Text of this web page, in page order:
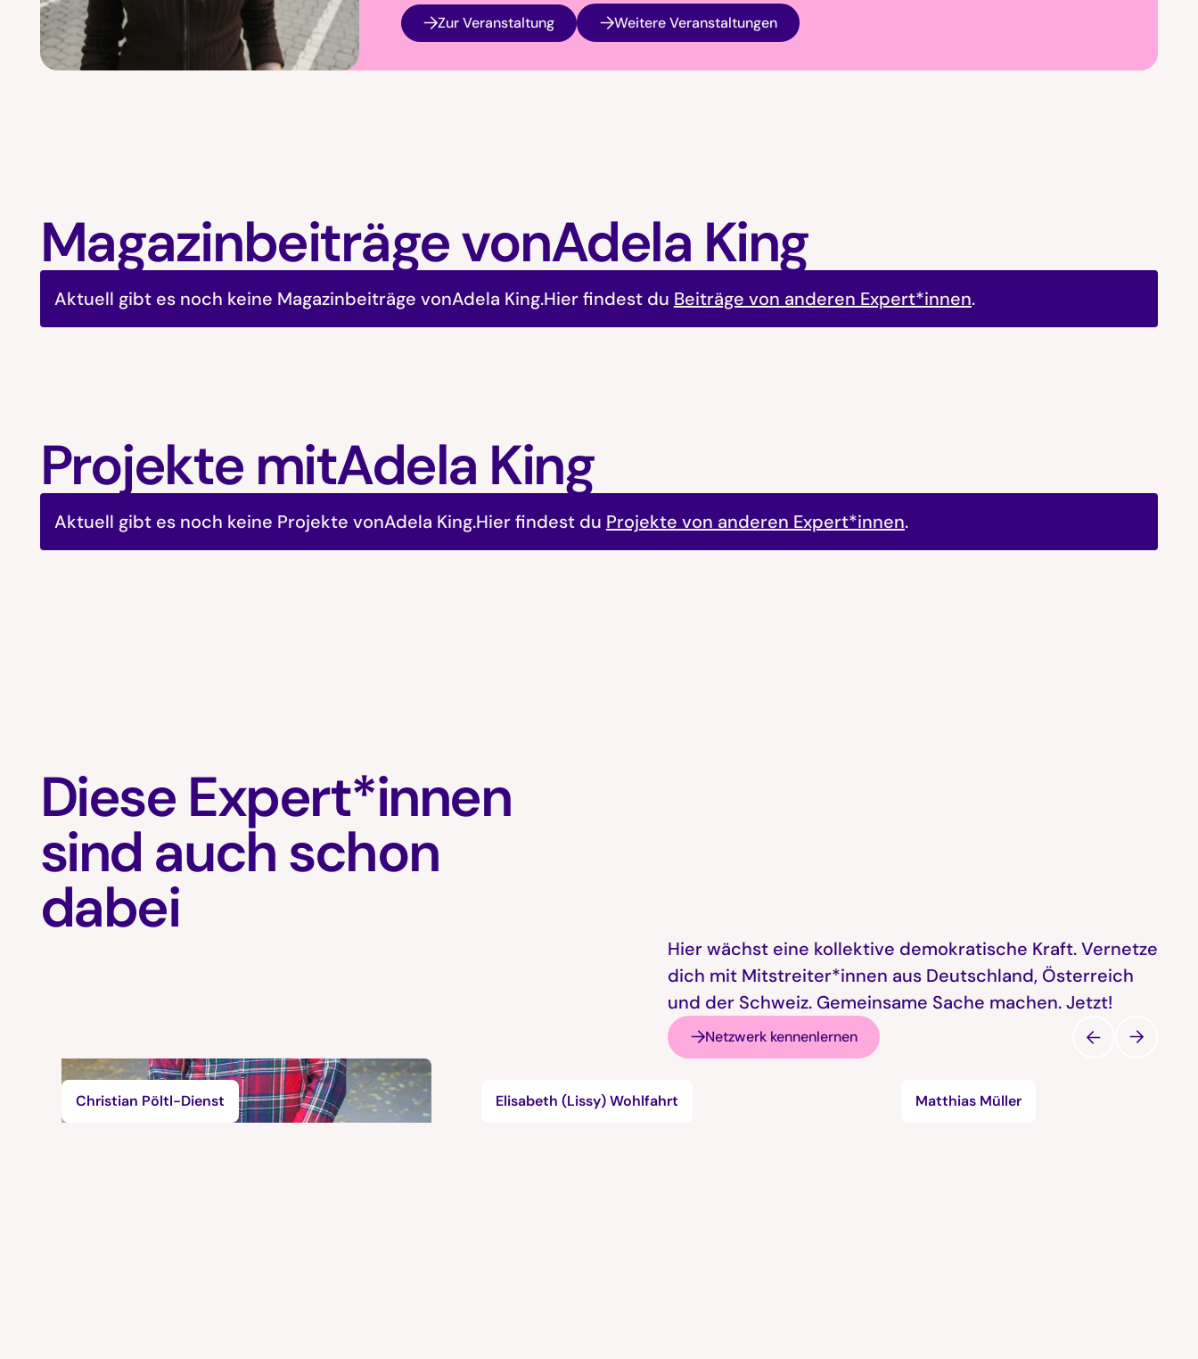
Zur Veranstaltung Weitere Veranstaltungen
Magazinbeiträge vonAdela King
Aktuell gibt es noch keine Magazinbeiträge vonAdela King.Hier findest du Beiträge von anderen Expert*innen.
Projekte mitAdela King
Aktuell gibt es noch keine Projekte vonAdela King.Hier findest du Projekte von anderen Expert*innen.
Diese Expert*innen
sind auch schon
dabei
Hier wächst eine kollektive demokratische Kraft. Vernetze
dich mit Mitstreiter*innen aus Deutschland, Österreich
und der Schweiz. Gemeinsame Sache machen. Jetzt!
Netzwerk kennenlernen
Christian Pöltl-Dienst Elisabeth (Lissy) Wohlfahrt Matthias Müller